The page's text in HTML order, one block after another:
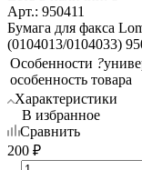
Арт.: 950411
Бумага для факса
(0104013/0104033)
Особенности ?
особенность товара
Характеристики
В избранное
Сравнить
200 ₽